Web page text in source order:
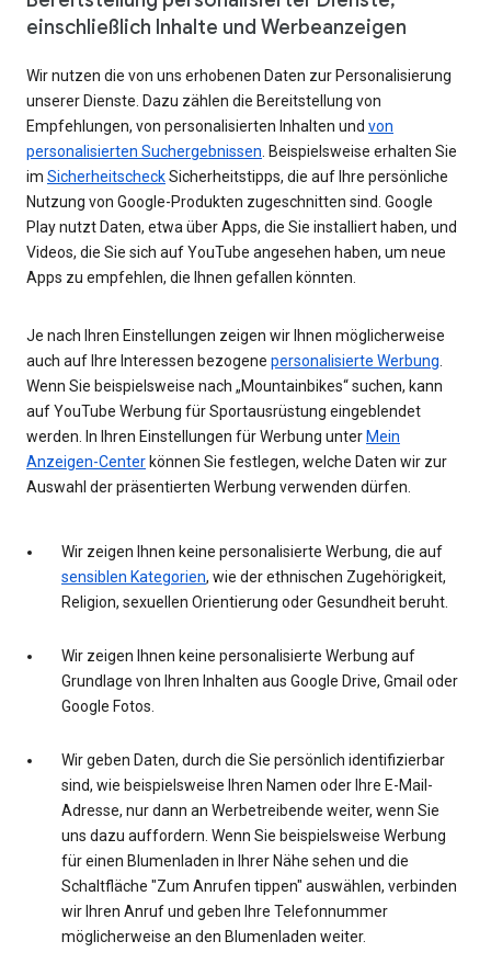
einschließlich Inhalte und Werbeanzeigen
Wir nutzen die von uns erhobenen Daten zur Personalisierung
unserer Dienste. Dazu zählen die Bereitstellung von
Empfehlungen, von personalisierten Inhalten und von
personalisierten Suchergebnissen . Beispielsweise erhalten Sie
im SicherheitscheckSicherheitstipps, die auf Ihre persönliche
Nutzung von Google-Produkten zugeschnitten sind. Google
Play nutzt Daten, etwa über Apps, die Sie installiert haben, und
Videos, die Sie sich auf YouTube angesehen haben, um neue
Apps zu empfehlen, die Ihnen gefallen könnten.
Je nach Ihren Einstellungen zeigen wir Ihnen möglicherweise
auch auf Ihre Interessen bezogene personalisierte Werbung
Wenn Sie beispielsweise nach „Mountainbikes“ suchen, kann
auf YouTube Werbung für Sportausrüstung eingeblendet
werden. In Ihren Einstellungen für Werbung unter Mein
Anzeigen-Center können Sie festlegen, welche Daten wir zur
Auswahl der präsentierten Werbung verwenden dürfen.
Wir zeigen Ihnen keine personalisierte Werbung, die auf
sensiblen Kategorien, wie der ethnischen Zugehörigkeit,
Religion, sexuellen Orientierung oder Gesundheit beruht.
Wir zeigen Ihnen keine personalisierte Werbung auf
Grundlage von Ihren Inhalten aus Google Drive, Gmail oder
Google Fotos.
Wir geben Daten, durch die Sie persönlich identifizierbar
sind, wie beispielsweise Ihren Namen oder Ihre E-Mail-
Adresse, nur dann an Werbetreibende weiter, wenn Sie
uns dazu auffordern. Wenn Sie beispielsweise Werbung
für einen Blumenladen in Ihrer Nähe sehen und die
Schaltfläche "Zum Anrufen tippen" auswählen, verbinden
wir Ihren Anruf und geben Ihre Telefonnummer
möglicherweise an den Blumenladen weiter.